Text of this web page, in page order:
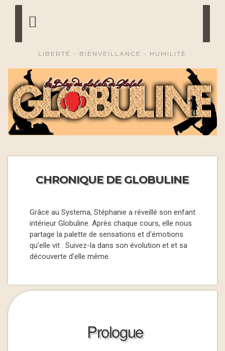
LIBERTÉ - BIENVEILLANCE - HUMILITÉ
CHRONIQUE DE GLOBULINE
Grâce au Systema, Stéphanie a réveillé son enfant
intérieur Globuline. Après chaque cours, elle nous
partage la palette de sensations et d'émotions
qu'elle vit . Suivez-la dans son évolution et et sa
découverte d'elle même.
Prologue